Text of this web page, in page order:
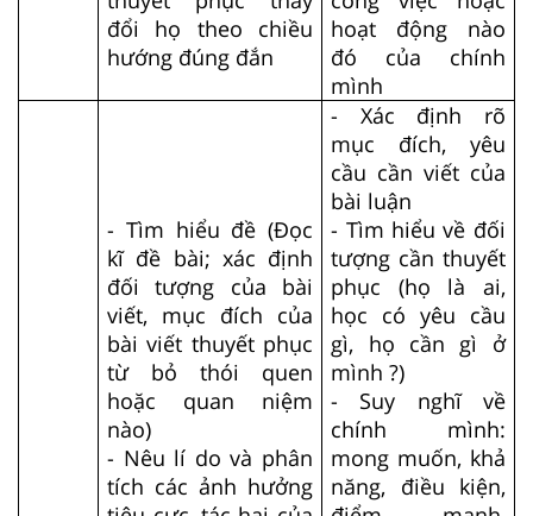
đổi họ theo chiều
hướng đúng đắn
hoạt động nào
đó của chính
mình
- Tìm hiểu đề (Đọc
kĩ đề bài; xác định
đối tượng của bài
viết, mục đích của
bài viết thuyết phục
từ bỏ thói quen
hoặc quan niệm
nào)
- Nêu lí do và phân
tích các ảnh hưởng
- Xác định rõ
mục đích, yêu
cầu cần viết của
bài luận
- Tìm hiểu về đối
tượng cần thuyết
phục (họ là ai,
học có yêu cầu
gì, họ cần gì ở
mình ?)
- Suy nghĩ về
chính mình:
mong muốn, khả
năng, điều kiện,